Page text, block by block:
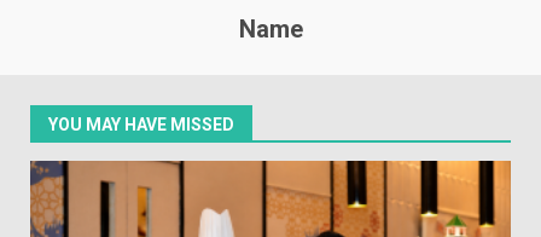
Name
YOU MAY HAVE MISSED